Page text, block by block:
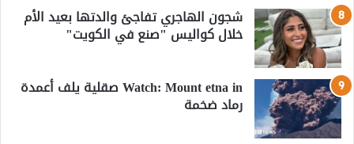
شجون الهاجري تفاجئ والدتها بعيد الأم
خلال كواليس "صنع في الكويت"
Watch: Mount etna in صقلية يلف أعمدة
رماد ضخمة